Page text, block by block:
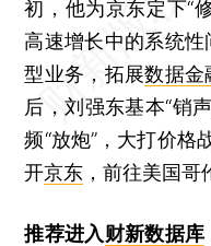
初，他为京东定下“
高速增长中的系统
型业务，拓展数据金
后，刘强东基本“销
频“放炮”，大打价格
开京东 ，前往美国哥
推荐进入财新数据库